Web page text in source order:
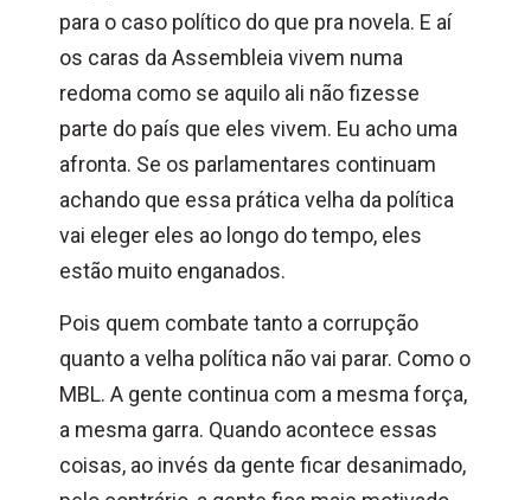
para o caso político do que pra novela. E aí
os caras da Assembleia vivem numa
redoma como se aquilo ali não fizesse
parte do país que eles vivem. Eu acho uma
afronta. Se os parlamentares continuam
achando que essa prática velha da política
vai eleger eles ao longo do tempo, eles
estão muito enganados.
Pois quem combate tanto a corrupção
quanto a velha política não vai parar. Como o
MBL. A gente continua com a mesma força,
a mesma garra. Quando acontece essas
coisas, ao invés da gente ficar desanimado,